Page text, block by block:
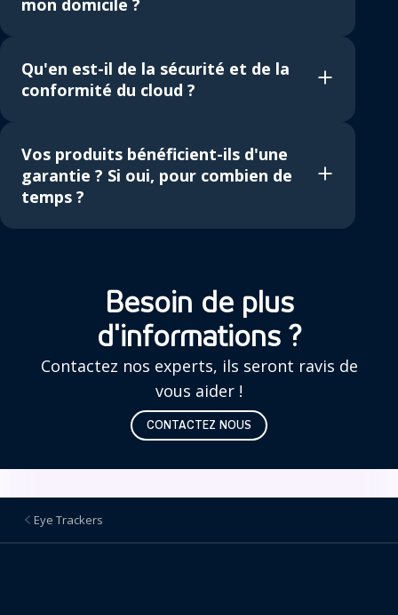
mon domicile ?
Qu'en est-il de la sécurité et de la
conformité du cloud ?
Vos produits bénéficient-ils d'une
garantie ? Si oui, pour combien de
temps ?
Besoin de plus
d'informations ?
Contactez nos experts, ils seront ravis de
vous aider !
CONTACTEZ NOUS
Eye Trackers